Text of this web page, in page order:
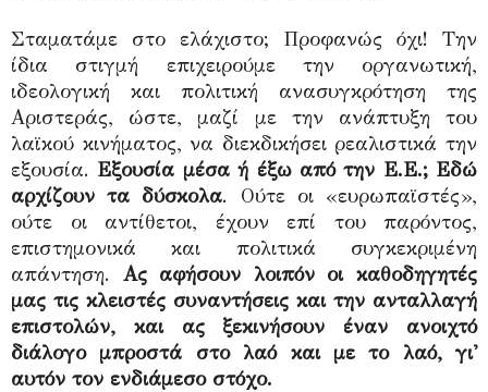
Σταματάμε στο ελάχιστο; Προφανώς όχι! Την
ίδια στιγμή επιχειρούμε την οργανωτική,
ιδεολογική και πολιτική ανασυγκρότηση της
Αριστεράς, ώστε, μαζί με την ανάπτυξη του
λαϊκού κινήματος, να διεκδικήσει ρεαλιστικά την
εξουσία. Εξουσία μέσα ή έξω από την Ε.Ε.; Εδώ
αρχίζουν τα δύσκολα. Ούτε οι «ευρωπαϊστές»,
ούτε οι αντίθετοι, έχουν επί του παρόντος,
επιστημονικά και πολιτικά συγκεκριμένη
απάντηση. Ας αφήσουν λοιπόν οι καθοδηγητές
μας τις κλειστές συναντήσεις και την ανταλλαγή
επιστολών, και ας ξεκινήσουν έναν ανοιχτό
διάλογο μπροστά στο λαό και με το λαό, γι'
αυτόν τον ενδιάμεσο στόχο.